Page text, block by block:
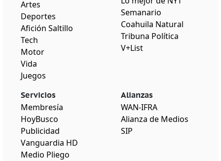
Artes
Deportes
Afición Saltillo
Tech
Motor
Vida
Juegos
Semanario
Coahuila Natural
Tribuna Política
V+List
Servicios
Membresía
HoyBusco
Publicidad
Vanguardia HD
Medio Pliego
Alianzas
WAN-IFRA
Alianza de Medios
SIP